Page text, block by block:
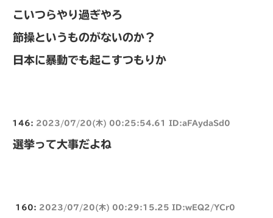
こいつらやり過ぎやろ
節操というものがないのか？
日本に暴動でも起こすつもりか
146: 2023/07/20(木) 00:25:54.61 ID:aFAydaSd0
選挙って大事だよね
160: 2023/07/20(木) 00:29:15.25 ID:wEQ2/YCr0